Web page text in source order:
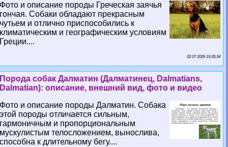
Фото и описание породы Греческая заячья
гончая. Собаки обладают прекрасным
чутьем и отлично приспособились к
климатическим и географическим условиям
Греции....
02 07 2026 19:35:34
Порода собак Далматин (Далматинец, Dalmatians,
Dalmatian): описание, внешний вид, фото и видео
Фото и описание породы Далматин. Собака
этой породы отличается сильным,
гармоничным и пропорциональным
мускулистым телосложением, вынослива,
способна к длительному бегу....